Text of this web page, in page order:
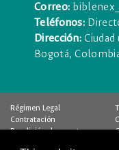
Correo:
Teléfonos:
Dirección:
Bogotá,
Régimen Legal
Contratación
Rendición de cuentas